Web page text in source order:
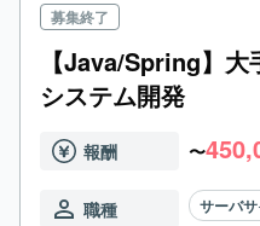
募集終了
【Java/Spring】
システム開発
報酬 〜
職種 サーバ